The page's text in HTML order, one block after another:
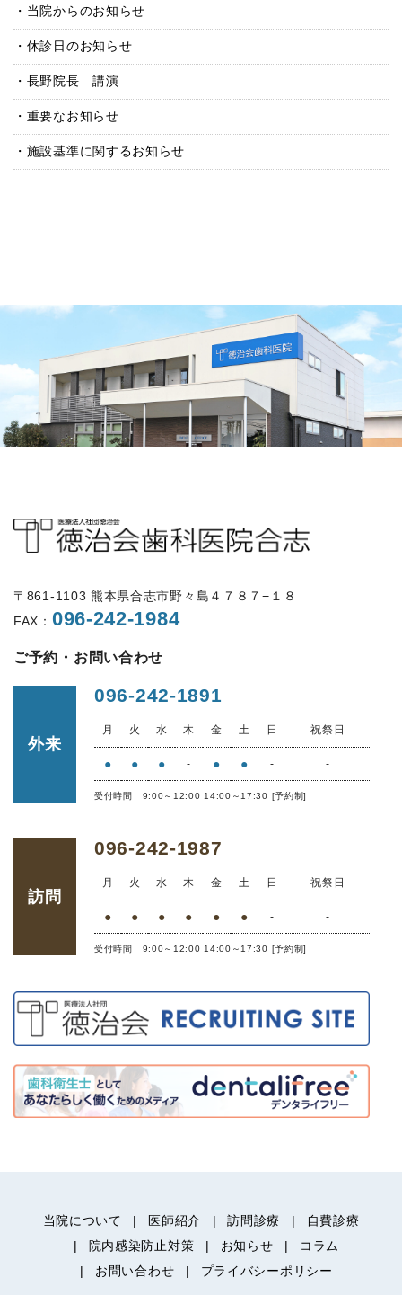
当院からのお知らせ
休診日のお知らせ
長野院長 講演
重要なお知らせ
施設基準に関するお知らせ
〒861-1103 熊本県合志市野々島４７８７−１８
FAX： 096-242-1984
ご予約・お問い合わせ
外来
096-242-1891
月 火 水 木 金 土 日 祝祭日
● ● ● - ● ● - -
受付時間 9:00～12:00 14:00～17:30 [予約制]
訪問
096-242-1987
月 火 水 木 金 土 日 祝祭日
● ● ● ● ● ● - -
受付時間 9:00～12:00 14:00～17:30 [予約制]
当院について 医師紹介 訪問診療
自費診療
院内感染防止対策
お知らせ
コラム
お問い合わせ
プライバシーポリシー